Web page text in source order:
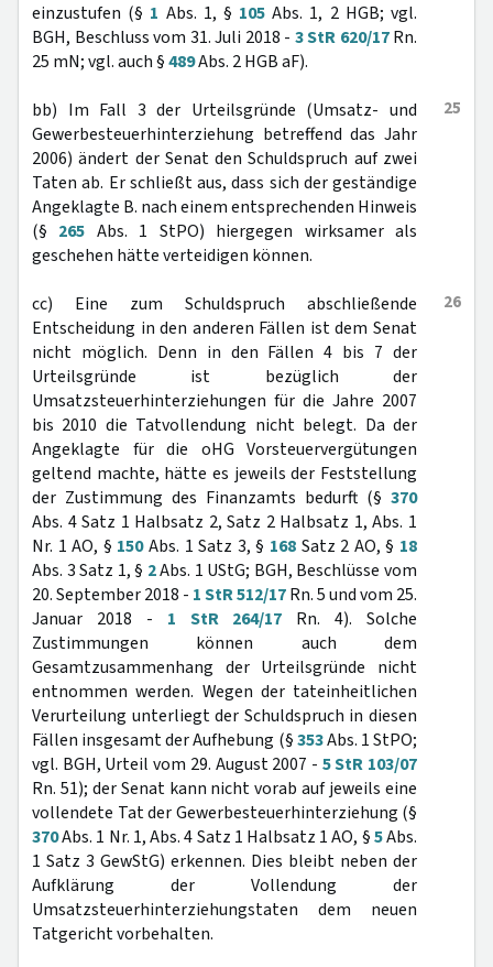
einzustufen (§ 1 Abs. 1, § 105 Abs. 1, 2 HGB; vgl.
BGH, Beschluss vom 31. Juli 2018 - 3 StR 620/17Rn.
25 mN; vgl. auch §489Abs. 2 HGB aF).
25
bb) Im Fall 3 der Urteilsgründe (Umsatz- und
Gewerbesteuerhinterziehung betreffend das Jahr
2006) ändert der Senat den Schuldspruch auf zwei
Taten ab. Er schließt aus, dass sich der geständige
Angeklagte B. nach einem entsprechenden Hinweis
(§ 265 Abs. 1 StPO) hiergegen wirksamer als
geschehen hätte verteidigen können.
26
cc) Eine zum Schuldspruch abschließende
Entscheidung in den anderen Fällen ist dem Senat
nicht möglich. Denn in den Fällen 4 bis 7 der
Urteilsgründe ist bezüglich der
Umsatzsteuerhinterziehungen für die Jahre 2007
bis 2010 die Tatvollendung nicht belegt. Da der
Angeklagte für die oHG Vorsteuervergütungen
geltend machte, hätte es jeweils der Feststellung
der Zustimmung des Finanzamts bedurft (§ 370
Abs. 4 Satz 1 Halbsatz 2, Satz 2 Halbsatz 1, Abs. 1
Nr. 1 AO, § 150Abs. 1 Satz 3, § 168 Satz 2 AO, § 18
Abs. 3 Satz 1, § 2Abs. 1 UStG; BGH, Beschlüsse vom
20. September 2018 - 1 StR 512/17Rn. 5 und vom 25.
Januar 2018 - 1 StR 264/17 Rn. 4). Solche
Zustimmungen können auch dem
Gesamtzusammenhang der Urteilsgründe nicht
entnommen werden. Wegen der tateinheitlichen
Verurteilung unterliegt der Schuldspruch in diesen
Fällen insgesamt der Aufhebung (§353Abs. 1 StPO;
vgl. BGH, Urteil vom 29. August 2007 - 5 StR 103/07
Rn. 51); der Senat kann nicht vorab auf jeweils eine
vollendete Tat der Gewerbesteuerhinterziehung (§
370Abs. 1 Nr. 1, Abs. 4 Satz 1 Halbsatz 1 AO, §5Abs.
1 Satz 3 GewStG) erkennen. Dies bleibt neben der
Aufklärung der Vollendung der
Umsatzsteuerhinterziehungstaten dem neuen
Tatgericht vorbehalten.